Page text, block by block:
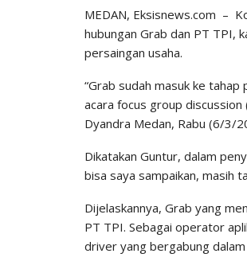
MEDAN, Eksisnews.com –
hubungan Grab dan PT TPI,
persaingan usaha.
“Grab sudah masuk ke
acara focus group
Dyandra Medan, Rabu (6/3/
Dikatakan Guntur, dalam
bisa saya sampaikan, masih
Dijelaskannya, Grab yang
PT TPI. Sebagai operator
driver yang bergabung